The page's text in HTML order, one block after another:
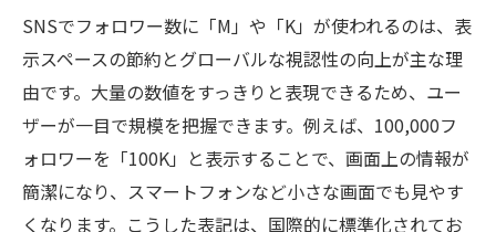
SNSでフォロワー数に「M」や「K」が使われるのは、表
示スペースの節約とグローバルな視認性の向上が主な理
由です。大量の数値をすっきりと表現できるため、ユー
ザーが一目で規模を把握できます。例えば、100,000フ
ォロワーを「100K」と表示することで、画面上の情報が
簡潔になり、スマートフォンなど小さな画面でも見やす
くなります。こうした表記は、国際的に標準化されてお